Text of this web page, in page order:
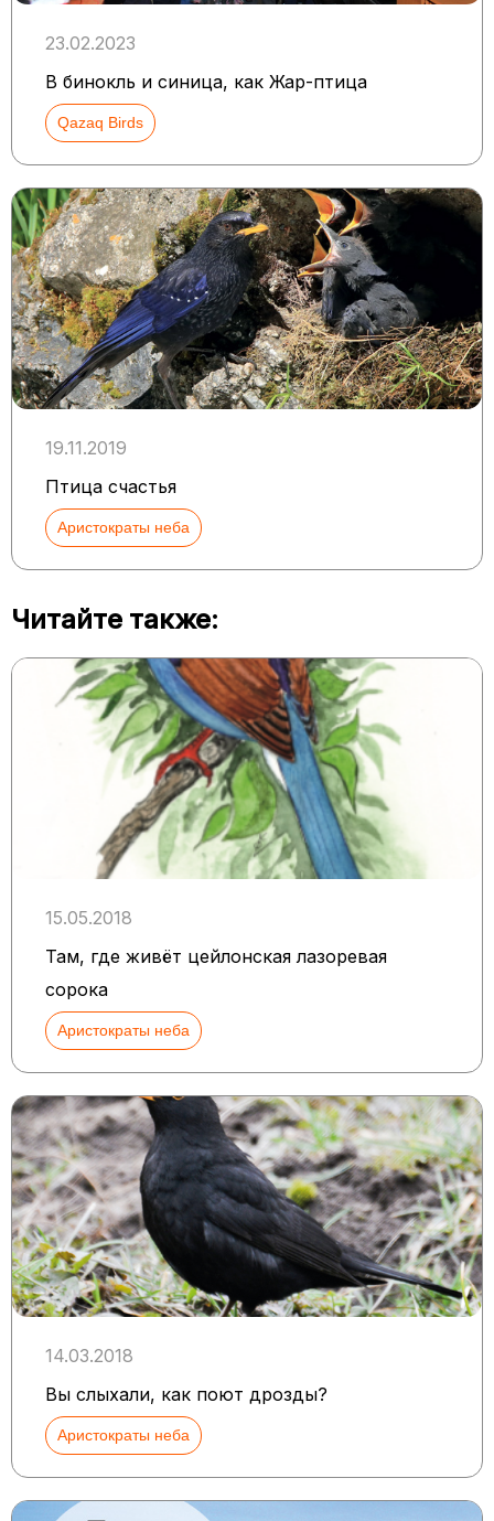
23.02.2023
В бинокль и синица, как Жар-птица
Qazaq Birds
19.11.2019
Птица счастья
Аристократы неба
Читайте также:
15.05.2018
Там, где живёт цейлонская лазоревая
сорока
Аристократы неба
14.03.2018
Вы слыхали, как поют дрозды?
Аристократы неба